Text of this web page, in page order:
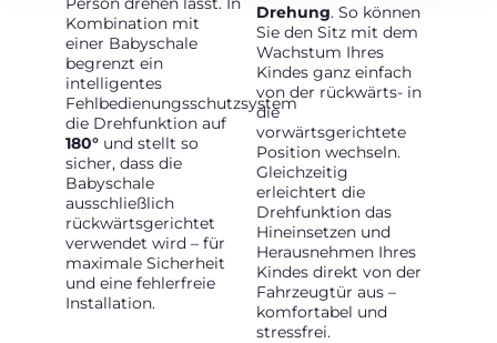
Kombination mit
einer Babyschale
begrenzt ein
intelligentes
Fehlbedienungsschutzsystem
die Drehfunktion auf
180° und stellt so
sicher, dass die
Babyschale
ausschließlich
rückwärtsgerichtet
verwendet wird – für
maximale Sicherheit
und eine fehlerfreie
Installation.
Drehung. So können
Sie den Sitz mit dem
Wachstum Ihres
Kindes ganz einfach
von der rückwärts- in
die
vorwärtsgerichtete
Position wechseln.
Gleichzeitig
erleichtert die
Drehfunktion das
Hineinsetzen und
Herausnehmen Ihres
Kindes direkt von der
Fahrzeugtür aus –
komfortabel und
stressfrei.